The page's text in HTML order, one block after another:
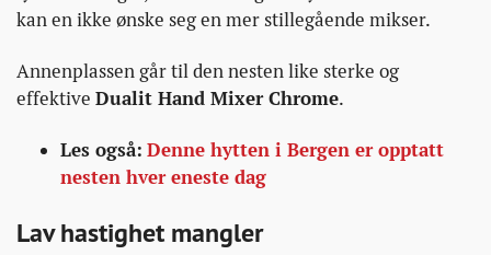
kan en ikke ønske seg en mer stillegående mikser.
Annenplassen går til den nesten like sterke og
effektive Dualit Hand Mixer Chrome.
Les også: Denne hytten i Bergen er opptatt
nesten hver eneste dag
Lav hastighet mangler